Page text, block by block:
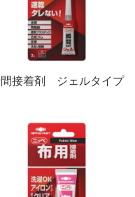
接着剤 ジェルタイプ